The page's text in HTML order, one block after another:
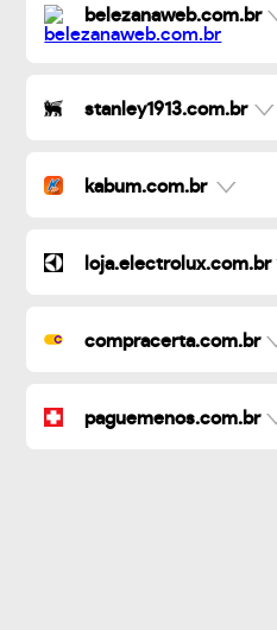
belezanaweb.com.br
stanley1913.com.br
kabum.com.br
loja.electrolux.com.br
compracerta.com.br
paguemenos.com.br